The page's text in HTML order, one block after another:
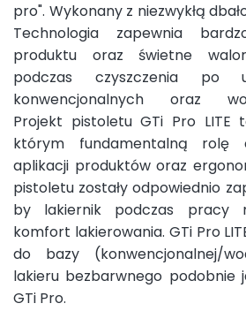
pro". Wykonany z niezwykłą
Technologia zapewnia
produktu oraz świetne
podczas czyszczenia po
konwencjonalnych oraz
Projekt pistoletu GTi Pro LITE
którym fundamentalną rolę
aplikacji produktów oraz
pistoletu zostały odpowiednio
by lakiernik podczas pracy
komfort lakierowania. GTi Pro
do bazy (konwencjonalnej/
lakieru bezbarwnego podobnie
GTi Pro.